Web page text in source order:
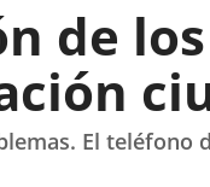
pop-
up
window.
de
El teléfono